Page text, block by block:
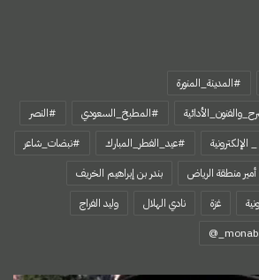
#المدينة_المنورة
#المطبخ_السعودي
#النصر
#عيد_الفطر_المبارك
#نبضات_شاعر
أمير منطقة الرياض
بندر بن إبراهيم الخريف
غزة نادي الهلال
وليد الفراج